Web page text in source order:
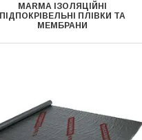
MARMA ІЗОЛЯЦІЙНІ
ПІДПОКРІВЕЛЬНІ ПЛІВКИ ТА
МЕМБРАНИ